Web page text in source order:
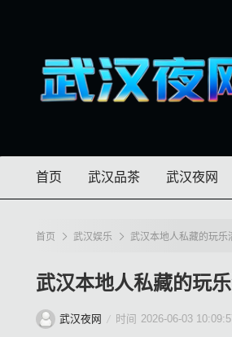
首页 武汉品茶 武汉夜网
首页 武汉娱乐 武汉本地人私藏的玩乐
武汉本地人私藏的玩
武汉夜网 时间 2026-06-03